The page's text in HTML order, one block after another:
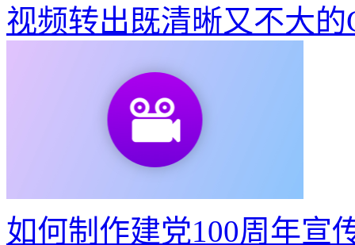
视频转出既清晰又不大的
如何制作建党100周年宣